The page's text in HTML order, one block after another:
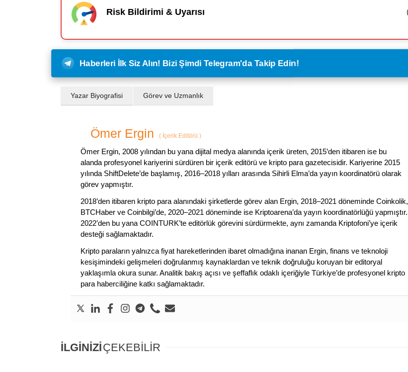
Risk Bildirimi & Uyarısı
Haberleri İlk Siz Alın! Bizi Şimdi Telegram'da Takip Edin!
Yazar Biyografisi Görev ve Uzmanlık
Ömer Ergin ( İçerik Editörü )
Ömer Ergin, 2008 yılından bu yana dijital medya alanında içerik üreten, 2015’den itibaren ise bu
alanda profesyonel kariyerini sürdüren bir içerik editörü ve kripto para gazetecisidir. Kariyerine 2015
yılında ShiftDelete’de başlamış, 2016–2018 yılları arasında Sihirli Elma’da yayın koordinatörü olarak
görev yapmıştır.
2018’den itibaren kripto para alanındaki şirketlerde görev alan Ergin, 2018–2021 döneminde Coinkolik,
BTCHaber ve Coinbilgi’de, 2020–2021 döneminde ise Kriptoarena’da yayın koordinatörlüğü yapmıştır.
2022’den bu yana COINTURK’te editörlük görevini sürdürmekte, aynı zamanda Kriptofoni’ye içerik
desteği sağlamaktadır.
Kripto paraların yalnızca fiyat hareketlerinden ibaret olmadığına inanan Ergin, finans ve teknoloji
kesişimindeki gelişmeleri doğrulanmış kaynaklardan ve teknik doğruluğu koruyan bir editoryal
yaklaşımla okura sunar. Analitik bakış açısı ve şeffaflık odaklı içeriğiyle Türkiye’de profesyonel kripto
para haberciliğine katkı sağlamaktadır.
İLGİNİZİÇEKEBİLİR